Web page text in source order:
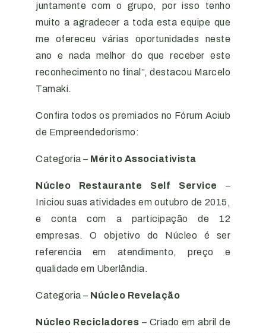
juntamente com o grupo, por isso tenho
muito a agradecer a toda esta equipe que
me ofereceu várias oportunidades neste
ano e nada melhor do que receber este
reconhecimento no final”, destacou Marcelo
Tamaki.
Confira todos os premiados no Fórum Aciub
de Empreendedorismo:
Categoria – Mérito Associativista
Núcleo Restaurante Self Service –
Iniciou suas atividades em outubro de 2015,
e conta com a participação de 12
empresas. O objetivo do Núcleo é ser
referencia em atendimento, preço e
qualidade em Uberlândia.
Categoria – Núcleo Revelação
Núcleo Recicladores – Criado em abril de